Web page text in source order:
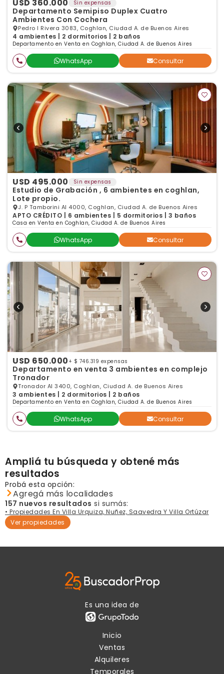
USD 360.000 Sin expensas
Departamento Semipiso Duplex Cuatro
Ambientes Con Cochera
Pedro I Rivera 3083, Coghlan, Ciudad A. de Buenos Aires
4 ambientes | 2 dormitorios | 2 baños
Departamento en Venta en Coghlan, Ciudad A. de Buenos Aires
WhatsApp Consultar
USD 495.000 Sin expensas
Estudio de Grabación , 6 ambientes en coghlan,
Lote propio.
J. P Tamborini Al 4000, Coghlan, Ciudad A. de Buenos Aires
APTO CRÉDITO | 6 ambientes | 5 dormitorios | 3 baños
Casa en Venta en Coghlan, Ciudad A. de Buenos Aires
WhatsApp Consultar
USD 650.000 + $ 746.319 expensas
Departamento en venta 3 ambientes en complejo
Tronador
Tronador Al 3400, Coghlan, Ciudad A. de Buenos Aires
3 ambientes | 2 dormitorios | 2 baños
Departamento en Venta en Coghlan, Ciudad A. de Buenos Aires
WhatsApp Consultar
Ampliá tu búsqueda y obtené más
resultados
Probá esta opción:
Agregá más localidades
157 nuevos resultados si sumás:
• Propiedades En Villa Urquiza, Nuñez, Saavedra Y Villa Ortúzar
Ver propiedades
Es una idea de
Inicio
Ventas
Alquileres
Temporales